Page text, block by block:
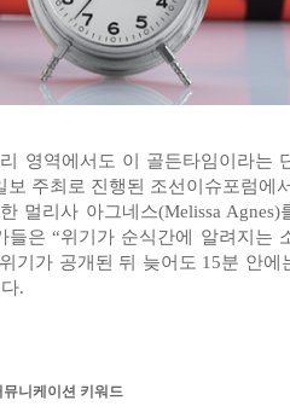
영역에서도 이 골든타임이라는
보 주최로 진행된 조선이슈포럼에
멀리사 아그네스(Melissa Agnes)
들은“위기가 순식간에 알려지는
기가 공개된 뒤 늦어도 15분 안에
.
니케이션 키워드